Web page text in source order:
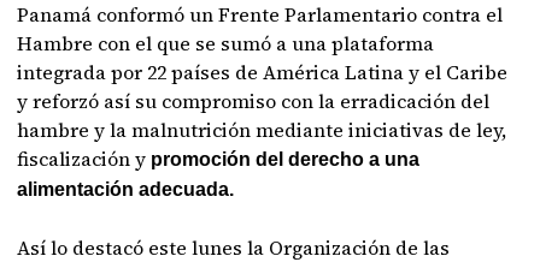
Panamá conformó un Frente Parlamentario contra el
Hambre con el que se sumó a una plataforma
integrada por 22 países de América Latina y el Caribe
y reforzó así su compromiso con la erradicación del
hambre y la malnutrición mediante iniciativas de ley,
fiscalización y promoción del derecho a una
alimentación adecuada.
Así lo destacó este lunes la Organización de las